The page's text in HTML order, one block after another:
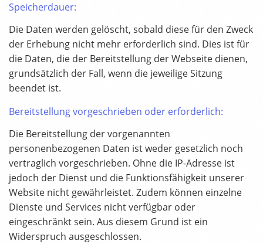
Speicherdauer:
Die Daten werden gelöscht, sobald diese für den Zweck
der Erhebung nicht mehr erforderlich sind. Dies ist für
die Daten, die der Bereitstellung der Webseite dienen,
grundsätzlich der Fall, wenn die jeweilige Sitzung
beendet ist.
Bereitstellung vorgeschrieben oder erforderlich:
Die Bereitstellung der vorgenannten
personenbezogenen Daten ist weder gesetzlich noch
vertraglich vorgeschrieben. Ohne die IP-Adresse ist
jedoch der Dienst und die Funktionsfähigkeit unserer
Website nicht gewährleistet. Zudem können einzelne
Dienste und Services nicht verfügbar oder
eingeschränkt sein. Aus diesem Grund ist ein
Widerspruch ausgeschlossen.